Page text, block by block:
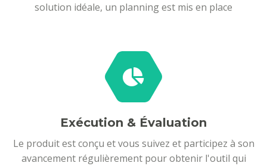
solution idéale, un planning est mis en place
Exécution & Évaluation
Le produit est conçu et vous suivez et participez à son
avancement régulièrement pour obtenir l'outil qui